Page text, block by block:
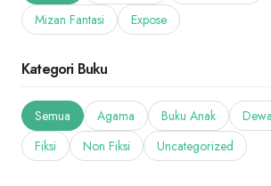
Mizan Fantasi
Expose
Kategori Buku
Semua Agama Buku Anak
Fiksi
Non Fiksi Uncategorized